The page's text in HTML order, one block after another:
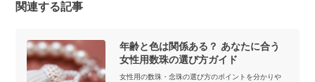
関連する記事
年齢と色は関係ある？ あなたに合う
女性用数珠の選び方ガイド
女性用の数珠・念珠の選び方のポイントを分かりや